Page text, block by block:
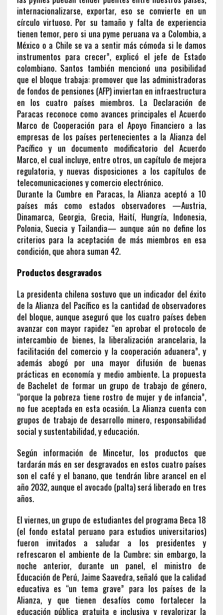
internacionalizarse, exportar, eso se convierte en un
círculo virtuoso. Por su tamaño y falta de experiencia
tienen temor, pero si una pyme peruana va a Colombia, a
México o a Chile se va a sentir más cómoda si le damos
instrumentos para crecer”, explicó el jefe de Estado
colombiano. Santos también mencionó una posibilidad
que el bloque trabaja: promover que las administradoras
de fondos de pensiones (AFP) inviertan en infraestructura
en los cuatro países miembros. La Declaración de
Paracas reconoce como avances principales el Acuerdo
Marco de Cooperación para el Apoyo Financiero a las
empresas de los países pertenecientes a la Alianza del
Pacífico y un documento modificatorio del Acuerdo
Marco, el cual incluye, entre otros, un capítulo de mejora
regulatoria, y nuevas disposiciones a los capítulos de
telecomunicaciones y comercio electrónico.
Durante la Cumbre en Paracas, la Alianza aceptó a 10
países más como estados observadores —Austria,
Dinamarca, Georgia, Grecia, Haití, Hungría, Indonesia,
Polonia, Suecia y Tailandia— aunque aún no define los
criterios para la aceptación de más miembros en esa
condición, que ahora suman 42.
Productos desgravados
La presidenta chilena sostuvo que un indicador del éxito
de la Alianza del Pacífico es la cantidad de observadores
del bloque, aunque aseguró que los cuatro países deben
avanzar con mayor rapidez “en aprobar el protocolo de
intercambio de bienes, la liberalización arancelaria, la
facilitación del comercio y la cooperación aduanera”, y
además abogó por una mayor difusión de buenas
prácticas en economía y medio ambiente. La propuesta
de Bachelet de formar un grupo de trabajo de género,
“porque la pobreza tiene rostro de mujer y de infancia”,
no fue aceptada en esta ocasión. La Alianza cuenta con
grupos de trabajo de desarrollo minero, responsabilidad
social y sustentabilidad, y educación.
Según información de Mincetur, los productos que
tardarán más en ser desgravados en estos cuatro países
son el café y el banano, que tendrán libre arancel en el
año 2032, aunque el avocado (palta) será liberado en tres
años.
El viernes, un grupo de estudiantes del programa Beca 18
(el fondo estatal peruano para estudios universitarios)
fueron invitados a saludar a los presidentes y
refrescaron el ambiente de la Cumbre; sin embargo, la
noche anterior, durante un panel, el ministro de
Educación de Perú, Jaime Saavedra, señaló que la calidad
educativa es “un tema grave” para los países de la
Alianza, y que tienen desafíos como fortalecer la
educación pública gratuita e inclusiva y revalorizar la